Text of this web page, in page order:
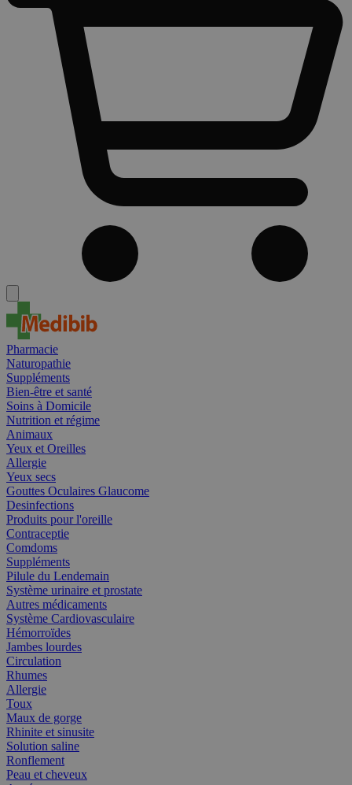
Pharmacie
Naturopathie
Suppléments
Bien-être et santé
Soins à Domicile
Nutrition et régime
Animaux
Yeux et Oreilles
Allergie
Yeux secs
Gouttes Oculaires Glaucome
Desinfections
Produits pour l'oreille
Contraceptie
Comdoms
Suppléments
Pilule du Lendemain
Système urinaire et prostate
Autres médicaments
Système Cardiovasculaire
Hémorroïdes
Jambes lourdes
Circulation
Rhumes
Allergie
Toux
Maux de gorge
Rhinite et sinusite
Solution saline
Ronflement
Peau et cheveux